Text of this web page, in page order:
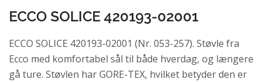
ECCO SOLICE 420193-02001
ECCO SOLICE 420193-02001 (Nr. 053-257). Støvle fra
Ecco med komfortabel sål til både hverdag, og længere
gå ture. Støvlen har GORE-TEX, hvilket betyder den er